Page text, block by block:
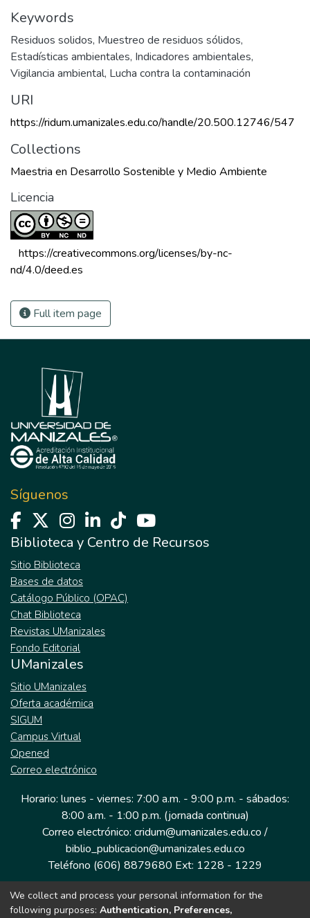
Keywords
Residuos solidos, Muestreo de residuos sólidos,
Estadísticas ambientales, Indicadores ambientales,
Vigilancia ambiental, Lucha contra la contaminación
URI
https://ridum.umanizales.edu.co/handle/20.500.12746/547
Collections
Maestria en Desarrollo Sostenible y Medio Ambiente
Licencia
https://creativecommons.org/licenses/by-nc-
nd/4.0/deed.es
Full item page
Síguenos
Biblioteca y Centro de Recursos
Sitio Biblioteca
Bases de datos
Catálogo Público (OPAC)
Chat Biblioteca
Revistas UManizales
Fondo Editorial
UManizales
Sitio UManizales
Oferta académica
SIGUM
Campus Virtual
Opened
Correo electrónico
Horario: lunes - viernes: 7:00 a.m. - 9:00 p.m. - sábados:
8:00 a.m. - 1:00 p.m. (jornada continua)
Correo electrónico: cridum@umanizales.edu.co /
biblio_publicacion@umanizales.edu.co
Teléfono (606) 8879680 Ext: 1228 - 1229
Dirección: Cra 9 a # 19-03 Edificio histórico, piso 1
We collect and process your personal information for the
following purposes: Authentication, Preferences,